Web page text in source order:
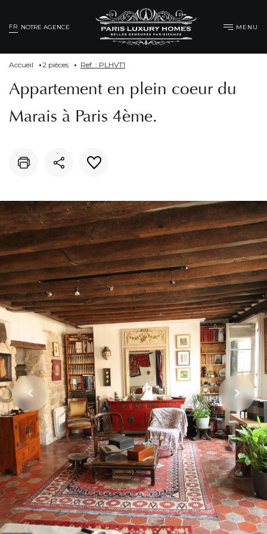
FR NOTRE AGENCE MENU
Accueil 2 pièces Ref. : PLHVT1
Appartement en plein coeur du
Marais à Paris 4ème.